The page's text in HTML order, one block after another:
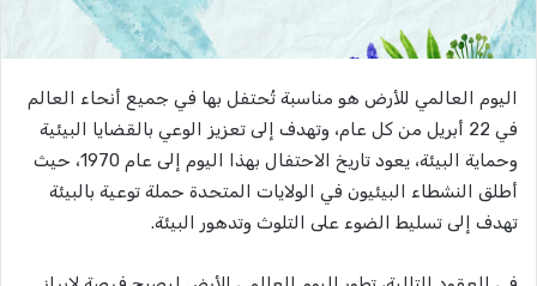
اليوم العالمي للأرض هو مناسبة تُحتفل بها في جميع أنحاء العالم
في 22 أبريل من كل عام، وتهدف إلى تعزيز الوعي بالقضايا البيئية
وحماية البيئة، يعود تاريخ الاحتفال بهذا اليوم إلى عام 1970، حيث
أطلق النشطاء البيئيون في الولايات المتحدة حملة توعية بالبيئة
تهدف إلى تسليط الضوء على التلوث وتدهور البيئة.